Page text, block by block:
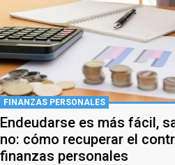
FINANZAS PERSONALES
Endeudarse es más fácil,
no: cómo recuperar el
finanzas personales